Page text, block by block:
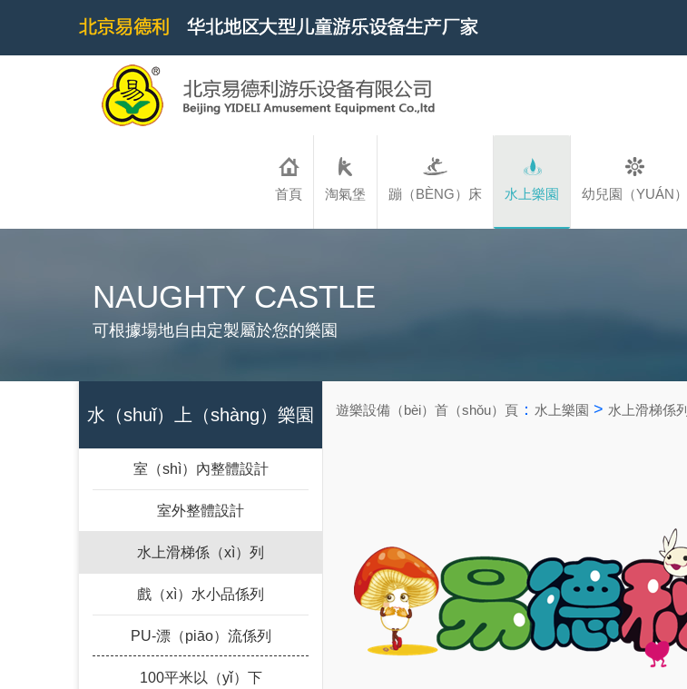
首頁 淘氣堡 蹦（BÈNG）床 水上樂園 幼兒園（YUÁN）
NAUGHTY CASTLE
可根據場地自由定製屬於您的樂園
水（shuǐ）上（shàng）樂園
（yuán）
室（shì）內整體設計
室外整體設計
水上滑梯係（xì）列
戲（xì）水小品係列
PU-漂（piāo）流係列
100平米以（yǐ）下
遊樂設備（bèi）首（shǒu）頁 ： 水上樂園 > 水上滑梯係列